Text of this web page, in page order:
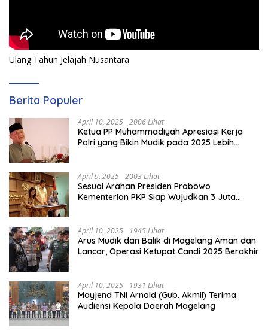
Ulang Tahun Jelajah Nusantara
Berita Populer
April 10, 2025 2006 Lihat
Ketua PP Muhammadiyah Apresiasi Kerja
Polri yang Bikin Mudik pada 2025 Lebih
April 9, 2025 2003 Lihat
Sesuai Arahan Presiden Prabowo
Kementerian PKP Siap Wujudkan 3 Juta
April 10, 2025 1945 Lihat
Arus Mudik dan Balik di Magelang Aman dan
Lancar, Operasi Ketupat Candi 2025 Berakhir
April 10, 2025 1931 Lihat
Mayjend TNI Arnold (Gub. Akmil) Terima
Audiensi Kepala Daerah Magelang